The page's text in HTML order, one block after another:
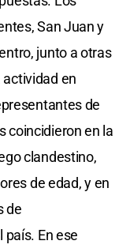
San Juan y
junto a otras
en
de
coincidieron en la
clandestino,
de edad, y en
de
En ese